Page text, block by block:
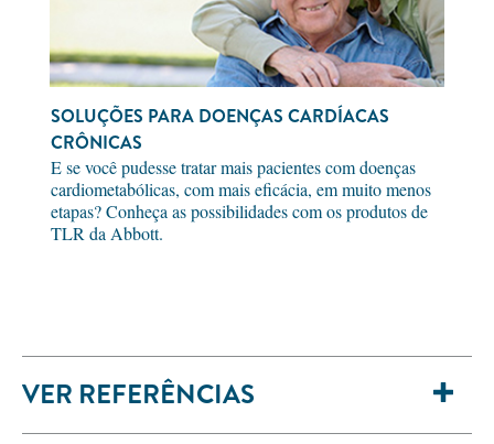
SOLUÇÕES PARA DOENÇAS CARDÍACAS
CRÔNICAS
E se você pudesse tratar mais pacientes com doenças
cardiometabólicas, com mais eficácia, em muito menos
etapas? Conheça as possibilidades com os produtos de
TLR da Abbott.
VER REFERÊNCIAS